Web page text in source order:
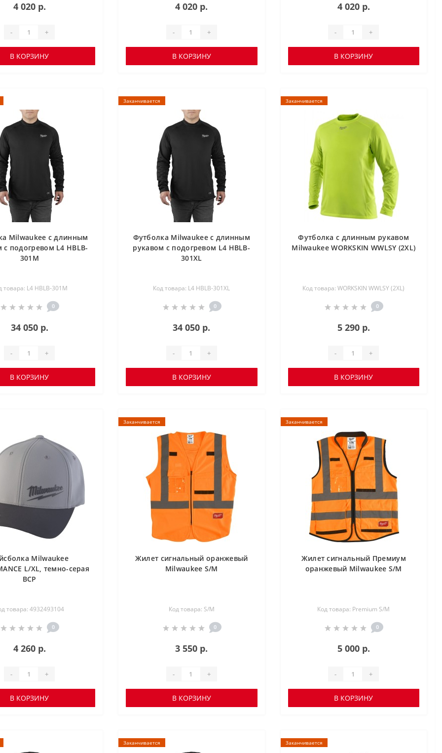
4 020 р.
- +
В КОРЗИНУ
4 020 р.
- +
В КОРЗИНУ
4 020 р.
- +
В КОРЗИНУ
Milwaukee с длинным
с подогревом L4 HBLB-
301M
товара: L4 HBLB-301M
0
34 050 р.
- +
В КОРЗИНУ
Заканчивается
Футболка Milwaukee с длинным
рукавом с подогревом L4 HBLB-
301XL
Код товара: L4 HBLB-301XL
0
34 050 р.
- +
В КОРЗИНУ
Заканчивается
Футболка с длинным рукавом
Milwaukee WORKSKIN WWLSY (2XL)
Код товара: WORKSKIN WWLSY (2XL)
0
5 290 р.
- +
В КОРЗИНУ
Milwaukee
L/XL, темно-серая
BCP
товара: 4932493104
0
4 260 р.
- +
В КОРЗИНУ
Заканчивается
Жилет сигнальный оранжевый
Milwaukee S/M
Код товара: S/M
0
3 550 р.
- +
В КОРЗИНУ
Заканчивается
Жилет сигнальный Премиум
оранжевый Milwaukee S/M
Код товара: Premium S/M
0
5 000 р.
- +
В КОРЗИНУ
Заканчивается Заканчивается